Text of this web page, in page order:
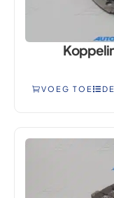
VOEG TOE